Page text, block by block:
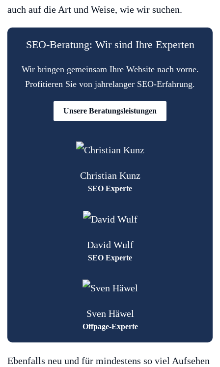
auch auf die Art und Weise, wie wir suchen.
SEO-Beratung: Wir sind Ihre Experten
Wir bringen gemeinsam Ihre Website nach vorne.
Profitieren Sie von jahrelanger SEO-Erfahrung.
Unsere Beratungsleistungen
Christian Kunz
SEO Experte
David Wulf
SEO Experte
Sven Häwel
Offpage-Experte
Ebenfalls neu und für mindestens so viel Aufsehen